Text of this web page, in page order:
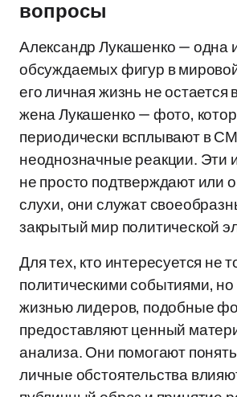
вопросы
Александр Лукашенко — одна
обсуждаемых фигур в
его личная жизнь не остается
жена Лукашенко — фото,
периодически всплывают в
неоднозначные реакции. Эти
не просто подтверждают или
слухи, они служат
закрытый мир политической
Для тех, кто интересуется не
политическими событиями,
жизнью лидеров, подобные
предоставляют ценный
анализа. Они помогают
личные обстоятельства